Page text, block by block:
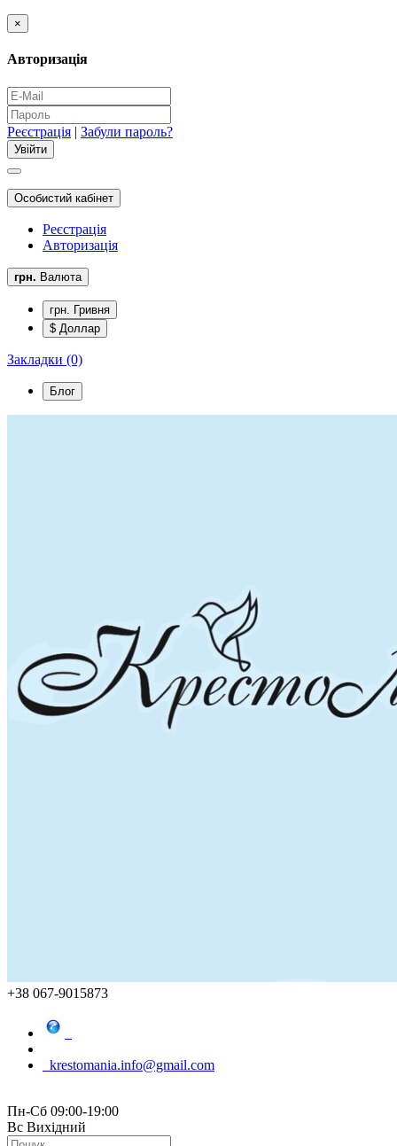
×
Авторизація
Реєстрація | Забули пароль?
Особистий кабінет
Реєстрація
Авторизація
грн. Валюта
грн. Гривня
$ Доллар
Закладки (0)
Блог
+38 067-9015873
krestomania.info@gmail.com
Пн-Сб 09:00-19:00
Вс Вихідний